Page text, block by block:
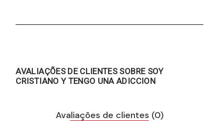
AVALIAÇÕES DE CLIENTES SOBRE SOY
CRISTIANO Y TENGO UNA ADICCION
Avaliações de clientes (0)